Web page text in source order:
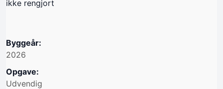
ikke rengjort
Byggeår:
2026
Opgave:
Udvendig